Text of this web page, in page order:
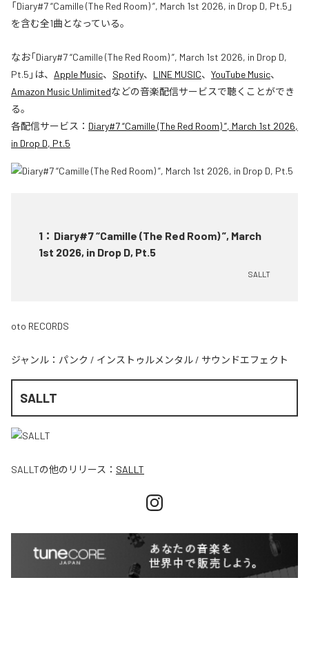
「Diary#7 “Camille (The Red Room) ”, March 1st 2026, in Drop D, Pt.5」
を含む全1曲となっている。
なお「Diary#7 “Camille (The Red Room) ”, March 1st 2026, in Drop D,
Pt.5 」は、 Apple Music、 Spotify、 LINE MUSIC、 YouTube Music、
Amazon Music Unlimitedなどの音楽配信サービスで聴くことができ
る。
各配信サービス： Diary#7 “Camille (The Red Room) ”, March 1st 2026,
in Drop D, Pt.5
1 ： Diary#7 “Camille (The Red Room) ”, March
1st 2026, in Drop D, Pt.5
SALLT
oto RECORDS
ジャンル： パンク / インストゥルメンタル / サウンドエフェクト
SALLT
SALLTの他のリリース： SALLT